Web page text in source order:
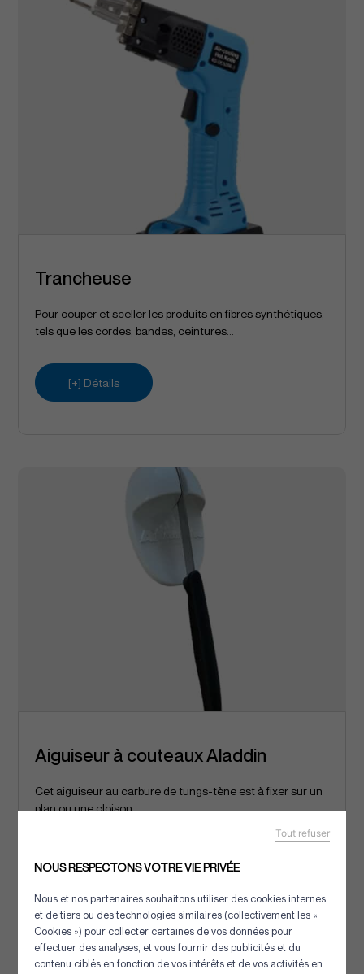
NOUS RESPECTONS VOTRE VIE PRIVÉE
Nous et nos partenaires souhaitons utiliser des cookies internes
et de tiers ou des technologies similaires (collectivement les «
Cookies ») pour collecter certaines de vos données pour
effectuer des analyses, et vous fournir des publicités et du
contenu ciblés en fonction de vos intérêts et de vos activités en
Tout refuser
Trancheuse
Pour couper et sceller les produits en fibres synthétiques,
tels que les cordes, bandes, ceintures...
[+] Détails
Aiguiseur à couteaux Aladdin
Cet aiguiseur au carbure de tungs-tène est à fixer sur un
plan ou une cloison,...
[+] Détails